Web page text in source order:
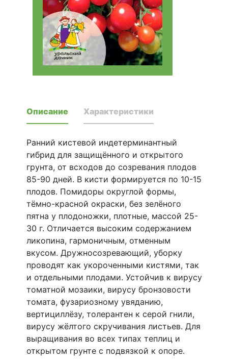
Описание Характеристики
Ранний кистевой индетерминантный
гибрид для защищённого и открытого
грунта, от всходов до созревания плодов
85-90 дней. В кисти формируется по 10-15
плодов. Помидоры округлой формы,
тёмно-красной окраски, без зелёного
пятна у плодоножки, плотные, массой 25-
30 г. Отличается высоким содержанием
ликопина, гармоничным, отменным
вкусом. Дружносозревающий, уборку
проводят как укороченными кистями, так
и отдельными плодами. Устойчив к вирусу
томатной мозаики, вирусу бронзовости
томата, фузариозному увяданию,
вертициллёзу, толерантен к серой гнили,
вирусу жёлтого скручивания листьев. Для
выращивания во всех типах теплиц и
открытом грунте с подвязкой к опоре.